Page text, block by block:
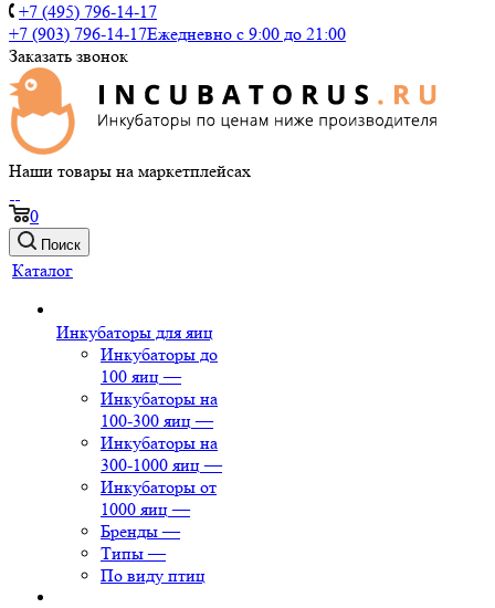
+7 (495) 796-14-17
+7 (903) 796-14-17Ежедневно с 9:00 до 21:00
Заказать звонок
Наши товары на маркетплейсах
0
Поиск
Каталог
Инкубаторы для яиц
Инкубаторы до
100 яиц —
Инкубаторы на
100-300 яиц —
Инкубаторы на
300-1000 яиц —
Инкубаторы от
1000 яиц —
Бренды —
Типы —
По виду птиц